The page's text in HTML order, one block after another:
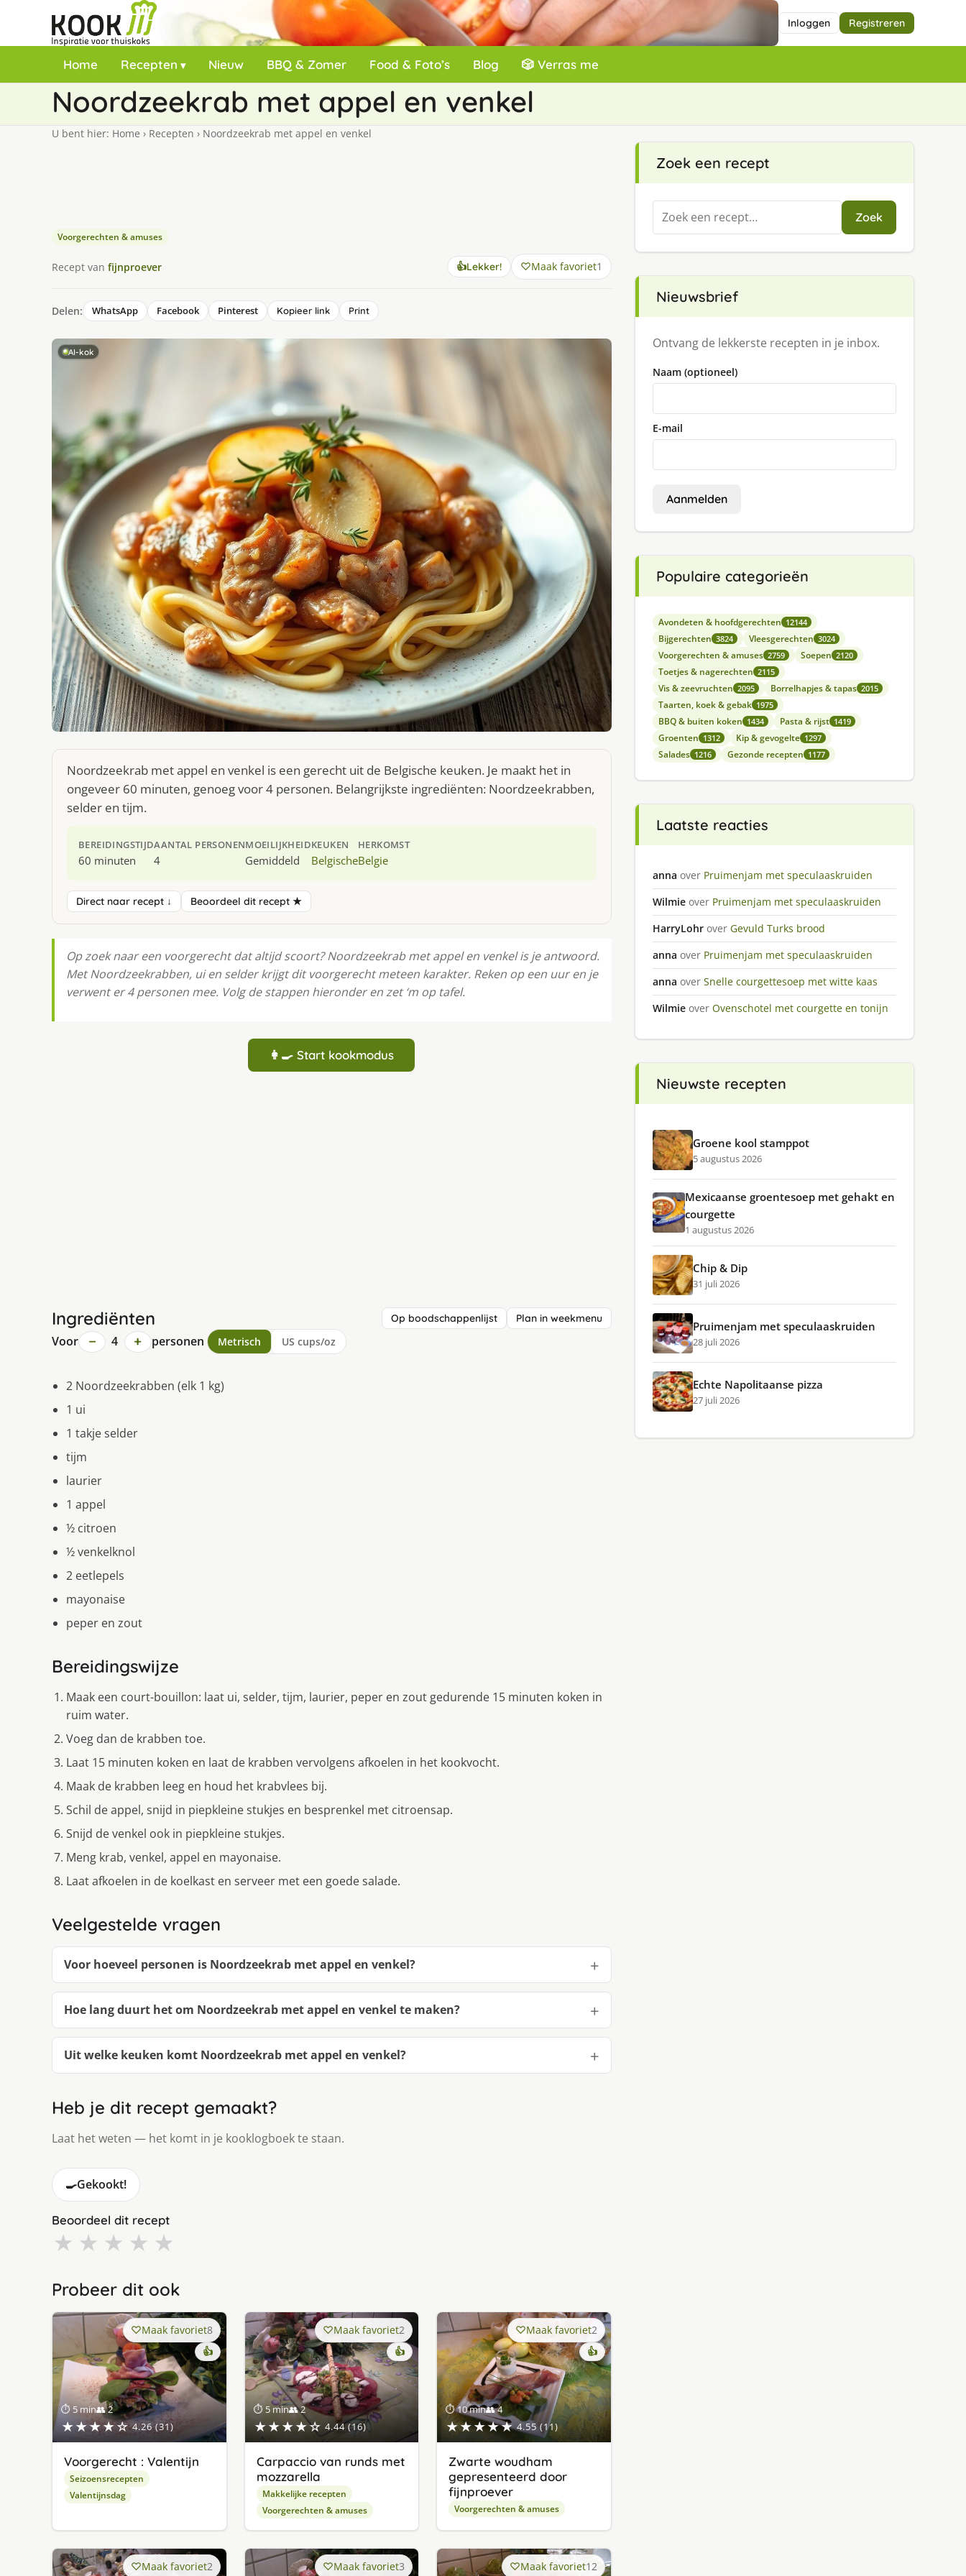
Inloggen Registreren
Home Recepten Nieuw BBQ & Zomer Food & Foto’s Blog 🎲 Verras me
Noordzeekrab met appel en venkel
U bent hier: Home › Recepten › Noordzeekrab met appel en venkel
Voorgerechten & amuses
Recept van fijnproever 👍Lekker! Maak favoriet1
Delen: WhatsApp Facebook Pinterest Kopieer link Print
AI-kok
Noordzeekrab met appel en venkel is een gerecht uit de Belgische keuken. Je maakt het in
ongeveer 60 minuten, genoeg voor 4 personen. Belangrijkste ingrediënten: Noordzeekrabben,
selder en tijm.
BEREIDINGSTIJD
60 minuten
AANTAL PERSONEN
4
MOEILIJKHEID
Gemiddeld
KEUKEN
Belgische
HERKOMST
Belgie
Direct naar recept ↓ Beoordeel dit recept ★
Op zoek naar een voorgerecht dat altijd scoort? Noordzeekrab met appel en venkel is je antwoord.
Met Noordzeekrabben, ui en selder krijgt dit voorgerecht meteen karakter. Reken op een uur en je
verwent er 4 personen mee. Volg de stappen hieronder en zet ‘m op tafel.
👩‍🍳 Start kookmodus
Ingrediënten Op boodschappenlijst Plan in weekmenu
Voor − 4 + personen Metrisch US cups/oz
2 Noordzeekrabben (elk 1 kg)
1 ui
1 takje selder
tijm
laurier
1 appel
½ citroen
½ venkelknol
2 eetlepels
mayonaise
peper en zout
Bereidingswijze
Maak een court-bouillon: laat ui, selder, tijm, laurier, peper en zout gedurende 15 minuten koken in
ruim water.
Voeg dan de krabben toe.
Laat 15 minuten koken en laat de krabben vervolgens afkoelen in het kookvocht.
Maak de krabben leeg en houd het krabvlees bij.
Schil de appel, snijd in piepkleine stukjes en besprenkel met citroensap.
Snijd de venkel ook in piepkleine stukjes.
Meng krab, venkel, appel en mayonaise.
Laat afkoelen in de koelkast en serveer met een goede salade.
Veelgestelde vragen
Voor hoeveel personen is Noordzeekrab met appel en venkel?
Hoe lang duurt het om Noordzeekrab met appel en venkel te maken?
Uit welke keuken komt Noordzeekrab met appel en venkel?
Heb je dit recept gemaakt?
Laat het weten — het komt in je kooklogboek te staan.
🍳Gekookt!
Beoordeel dit recept
★ ★ ★ ★ ★
Probeer dit ook
⏱ 5 min👥 2
★★★★☆ 4.26 (31)
Maak favoriet8
👍
Voorgerecht : Valentijn
Seizoensrecepten
Valentijnsdag
⏱ 5 min👥 2
★★★★☆ 4.44 (16)
Maak favoriet2
👍
Carpaccio van runds met
mozzarella
Makkelijke recepten
Voorgerechten & amuses
⏱ 10 min👥 4
★★★★★ 4.55 (11)
Maak favoriet2
👍
Zwarte woudham
gepresenteerd door
fijnproever
Voorgerechten & amuses
Maak favoriet2 Maak favoriet3 Maak favoriet12
Zoek een recept
Zoeken
naar:
Zoek
Nieuwsbrief
Ontvang de lekkerste recepten in je inbox.
Naam (optioneel)
E-mail
Aanmelden
Populaire categorieën
Avondeten & hoofdgerechten 12144
Bijgerechten 3824 Vleesgerechten 3024
Voorgerechten & amuses 2759 Soepen 2120
Toetjes & nagerechten 2115
Vis & zeevruchten 2095 Borrelhapjes & tapas 2015
Taarten, koek & gebak 1975
BBQ & buiten koken 1434 Pasta & rijst 1419
Groenten 1312 Kip & gevogelte 1297
Salades 1216 Gezonde recepten 1177
Laatste reacties
anna over Pruimenjam met speculaaskruiden
Wilmie over Pruimenjam met speculaaskruiden
HarryLohr over Gevuld Turks brood
anna over Pruimenjam met speculaaskruiden
anna over Snelle courgettesoep met witte kaas
Wilmie over Ovenschotel met courgette en tonijn
Nieuwste recepten
Groene kool stamppot
5 augustus 2026
Mexicaanse groentesoep met gehakt en
courgette
1 augustus 2026
Chip & Dip
31 juli 2026
Pruimenjam met speculaaskruiden
28 juli 2026
Echte Napolitaanse pizza
27 juli 2026